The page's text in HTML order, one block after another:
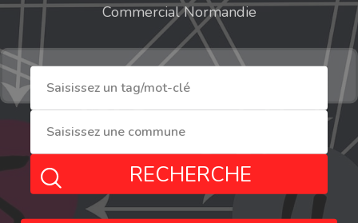
Commercial Normandie
RECHERCHE